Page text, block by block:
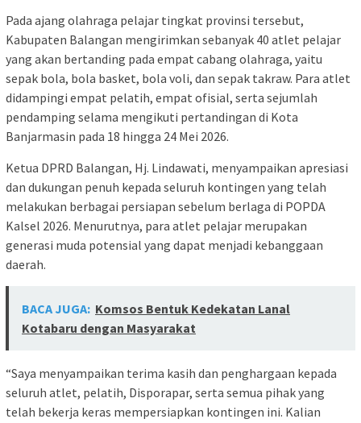
Pada ajang olahraga pelajar tingkat provinsi tersebut,
Kabupaten Balangan mengirimkan sebanyak 40 atlet pelajar
yang akan bertanding pada empat cabang olahraga, yaitu
sepak bola, bola basket, bola voli, dan sepak takraw. Para atlet
didampingi empat pelatih, empat ofisial, serta sejumlah
pendamping selama mengikuti pertandingan di Kota
Banjarmasin pada 18 hingga 24 Mei 2026.
Ketua DPRD Balangan, Hj. Lindawati, menyampaikan apresiasi
dan dukungan penuh kepada seluruh kontingen yang telah
melakukan berbagai persiapan sebelum berlaga di POPDA
Kalsel 2026. Menurutnya, para atlet pelajar merupakan
generasi muda potensial yang dapat menjadi kebanggaan
daerah.
BACA JUGA: Komsos Bentuk Kedekatan Lanal
Kotabaru dengan Masyarakat
“Saya menyampaikan terima kasih dan penghargaan kepada
seluruh atlet, pelatih, Disporapar, serta semua pihak yang
telah bekerja keras mempersiapkan kontingen ini. Kalian